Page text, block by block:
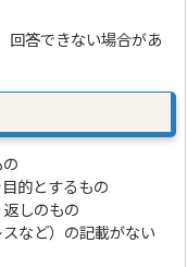
回答できない場合があ
的とするもの
しのもの
など）の記載がない